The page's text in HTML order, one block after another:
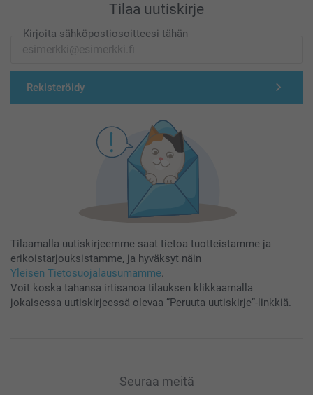
Tilaa uutiskirje
Kirjoita sähköpostiosoitteesi tähän
Rekisteröidy
Tilaamalla uutiskirjeemme saat tietoa tuotteistamme ja
erikoistarjouksistamme, ja hyväksyt näin
Yleisen Tietosuojalausumamme.
Voit koska tahansa irtisanoa tilauksen klikkaamalla
jokaisessa uutiskirjeessä olevaa “Peruuta uutiskirje”-linkkiä.
Seuraa meitä